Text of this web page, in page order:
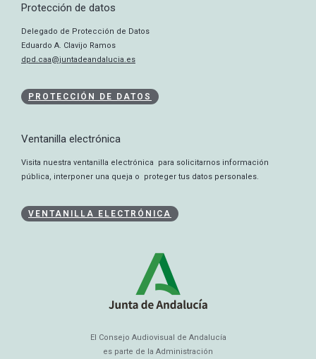
Protección de datos
Delegado de Protección de Datos
Eduardo A. Clavijo Ramos
dpd.caa@juntadeandalucia.es
PROTECCIÓN DE DATOS
Ventanilla electrónica
Visita nuestra ventanilla electrónica para solicitarnos información
pública, interponer una queja o proteger tus datos personales.
VENTANILLA ELECTRÓNICA
El Consejo Audiovisual de Andalucía
es parte de la Administración